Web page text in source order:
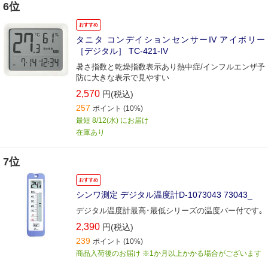
6位
おすすめ
タニタ コンデイションセンサーIV アイボリー
［デジタル］ TC-421-IV
暑さ指数と乾燥指数表示あり熱中症/インフルエンザ予
防に大きな表示で見やすい
2,570 円(税込)
257 ポイント (10%)
最短 8/12(水) にお届け
在庫あり
7位
おすすめ
シンワ測定 デジタル温度計D-1073043 73043_
デジタル温度計最高･最低シリーズの温度バー付です｡
2,390 円(税込)
239 ポイント (10%)
商品入荷後のお届け ※1か月以上かかる場合がございます